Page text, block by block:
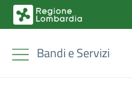
Bandi e Servizi